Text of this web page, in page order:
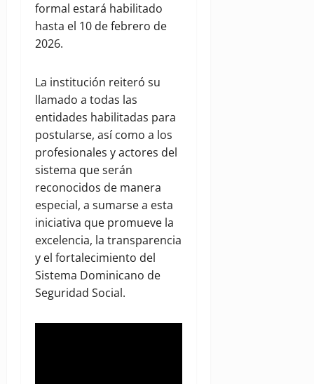
formal estará habilitado
hasta el 10 de febrero de
2026.
La institución reiteró su
llamado a todas las
entidades habilitadas para
postularse, así como a los
profesionales y actores del
sistema que serán
reconocidos de manera
especial, a sumarse a esta
iniciativa que promueve la
excelencia, la transparencia
y el fortalecimiento del
Sistema Dominicano de
Seguridad Social.